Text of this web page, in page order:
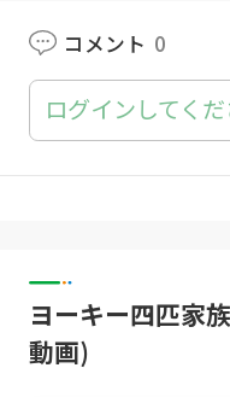
コメント 0
ログインしてくだ
ヨーキー四匹家
動画)